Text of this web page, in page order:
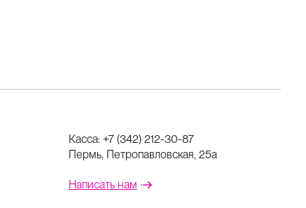
Касса: +7 (342) 212-30-87
Пермь, Петропавловская, 25а
Написать нам